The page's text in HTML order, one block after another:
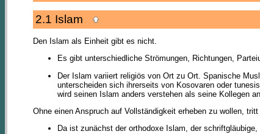
2.1 Islam
Den Islam als Einheit gibt es nicht.
Es gibt unterschiedliche Strömungen, Richtungen,
Der Islam variiert religiös von Ort zu Ort. Spanische
unterscheiden sich ihrerseits von Kosovaren oder
wird seinen Islam anders verstehen als seine Kollegen
Ohne einen Anspruch auf Vollständigkeit erheben zu wollen,
Da ist zunächst der orthodoxe Islam, der